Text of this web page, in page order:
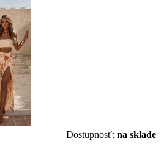
Dostupnosť: na sklade